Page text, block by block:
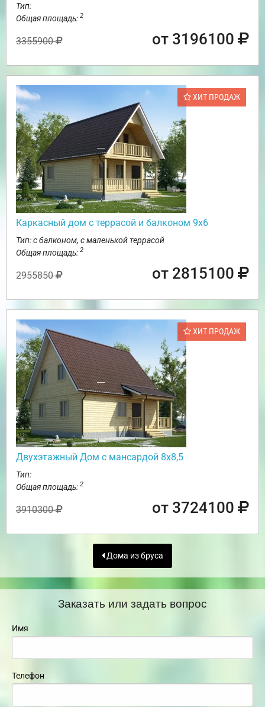
Тип:
Общая площадь: 2
3355900 от 3196100
ХИТ ПРОДАЖ
Каркасный дом с террасой и балконом 9х6
Тип: с балконом, с маленькой террасой
Общая площадь: 2
2955850 от 2815100
ХИТ ПРОДАЖ
Двухэтажный Дом с мансардой 8х8,5
Тип:
Общая площадь: 2
3910300 от 3724100
Дома из бруса
Заказать или задать вопрос
Имя
Телефон